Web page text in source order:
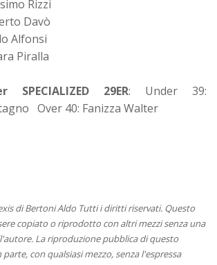
Rizzi
Davò
Alfonsi
Piralla
29ER: Under 39:
Over 40: Fanizza Walter
di Bertoni Aldo Tutti i diritti riservati. Questo
copiato o riprodotto con altri mezzi senza una
La riproduzione pubblica di questo
con qualsiasi mezzo, senza l'espressa